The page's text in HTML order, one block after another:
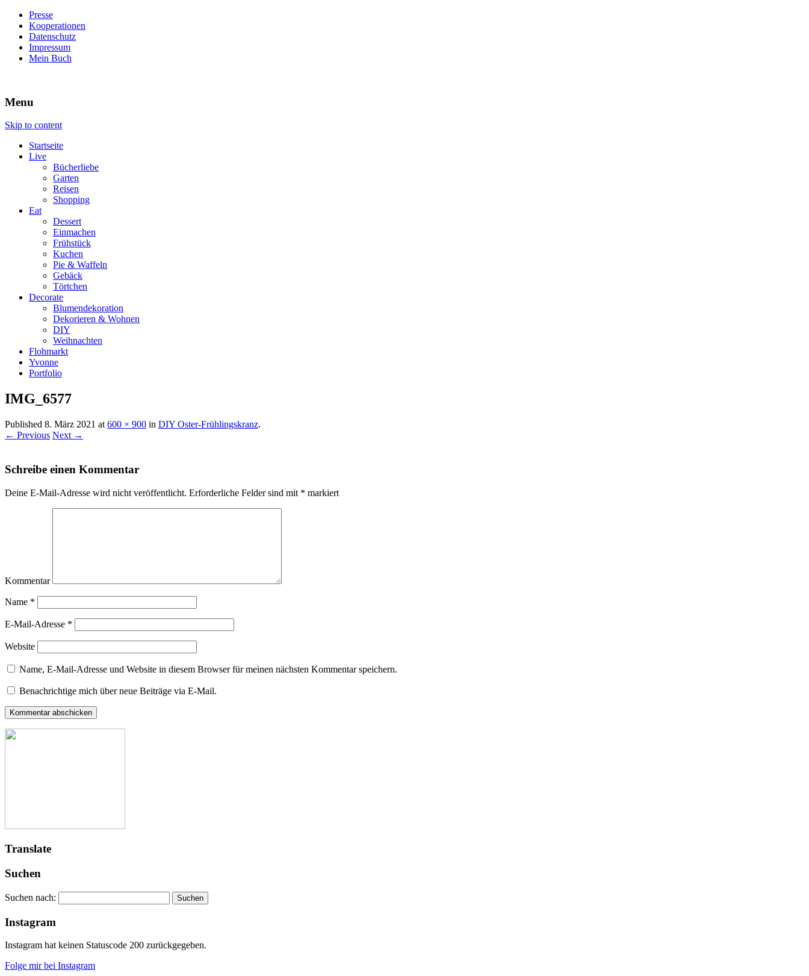
Presse
Kooperationen
Datenschutz
Impressum
Mein Buch
Villa König
Menu
Skip to content
Startseite
Live
Bücherliebe
Garten
Reisen
Shopping
Eat
Dessert
Einmachen
Frühstück
Kuchen
Pie & Waffeln
Gebäck
Törtchen
Decorate
Blumendekoration
Dekorieren & Wohnen
DIY
Weihnachten
Flohmarkt
Yvonne
Portfolio
IMG_6577
Published 8. März 2021 at 600 × 900 in DIY Oster-Frühlingskranz.
← Previous Next →
Schreibe einen Kommentar
Deine E-Mail-Adresse wird nicht veröffentlicht. Erforderliche Felder sind mit * markiert
Kommentar
Name *
E-Mail-Adresse *
Website
Name, E-Mail-Adresse und Website in diesem Browser für meinen nächsten Kommentar speichern.
Benachrichtige mich über neue Beiträge via E-Mail.
Translate
Suchen
Suchen nach:
Instagram
Instagram hat keinen Statuscode 200 zurückgegeben.
Folge mir bei Instagram